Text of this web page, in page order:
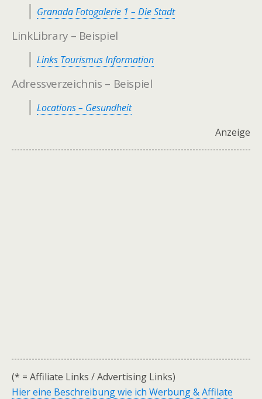
Granada Fotogalerie 1 – Die Stadt
LinkLibrary – Beispiel
Links Tourismus Information
Adressverzeichnis – Beispiel
Locations – Gesundheit
Anzeige
(* = Affiliate Links / Advertising Links)
Hier eine Beschreibung wie ich Werbung & Affilate